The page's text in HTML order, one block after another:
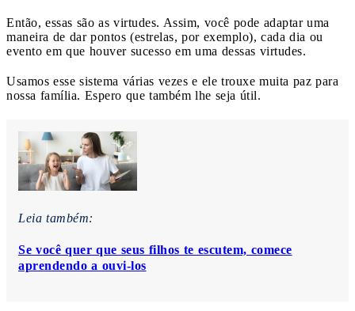
Então, essas são as virtudes. Assim, você pode adaptar uma
maneira de dar pontos (estrelas, por exemplo), cada dia ou
evento em que houver sucesso em uma dessas virtudes.
Usamos esse sistema várias vezes e ele trouxe muita paz para
nossa família. Espero que também lhe seja útil.
Leia também:
Se você quer que seus filhos te escutem, comece
aprendendo a ouvi-los